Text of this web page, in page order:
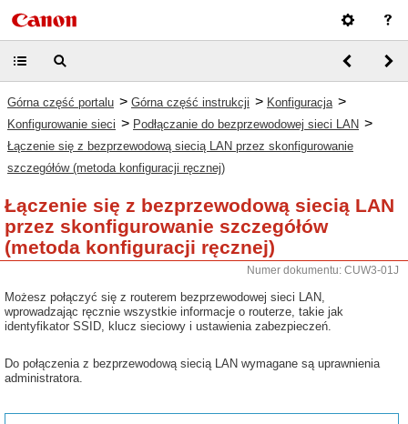
Górna część portalu > Górna część instrukcji > Konfiguracja >
Konfigurowanie sieci > Podłączanie do bezprzewodowej sieci LAN >
Łączenie się z bezprzewodową siecią LAN przez skonfigurowanie
szczegółów (metoda konfiguracji ręcznej)
Łączenie się z bezprzewodową siecią LAN
przez skonfigurowanie szczegółów
(metoda konfiguracji ręcznej)
Numer dokumentu: CUW3-01J
Możesz połączyć się z routerem bezprzewodowej sieci LAN,
wprowadzając ręcznie wszystkie informacje o routerze, takie jak
identyfikator SSID, klucz sieciowy i ustawienia zabezpieczeń.
Do połączenia z bezprzewodową siecią LAN wymagane są uprawnienia
administratora.